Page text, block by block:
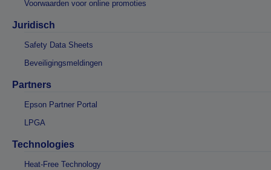
Voorwaarden voor online promoties
Juridisch
Safety Data Sheets
Beveiligingsmeldingen
Partners
Epson Partner Portal
LPGA
Technologies
Heat-Free Technology